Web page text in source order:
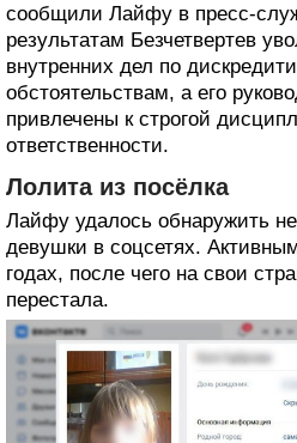
сообщили Лайфу в пресс-
результатам Безчетвертев
внутренних дел по
обстоятельствам, а его
привлечены к строгой
ответственности.
Лолита из посёлка
Лайфу удалось обнаружить
девушки в соцсетях.
годах, после чего на свои
перестала.